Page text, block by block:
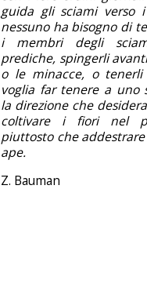
guida gli sciami verso
nessuno ha bisogno di
i membri degli
prediche, spingerli
o le minacce, o
voglia far tenere a uno
la direzione che
coltivare i fiori nel
piuttosto che
ape.
Z. Bauman